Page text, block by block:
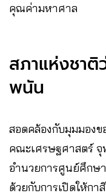
คุณค่ามหาศาล
สภาแห่งชา
พนัน
สอดคล้องกับมุมมองข
คณะเศรษฐศาสตร์
อำนวยการศูนย์ศึกษ
ด้วยกับการเปิดให้กา